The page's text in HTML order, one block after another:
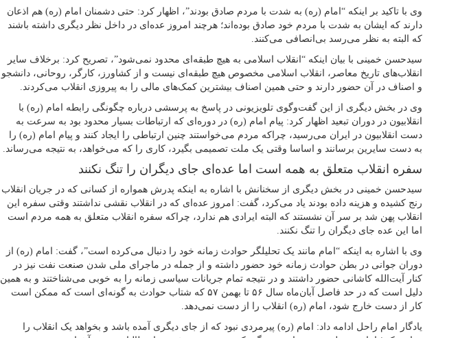
وی با تاکید بر اینکه “امام (ره) به شدت با مردم صادق بودند”، اظهار کرد: حتی دشمنان امام (ره) هم اذعان
دارند که ایشان به شدت با مردم خود صادق بوده‌اند؛ هرچند امروز عده‌ای در داخل نظر دیگری داشته باشند
که البته به نظر می‌رسد بی‌انصافی می‌کنند.
سیدحسن خمینی با بیان اینکه “انقلاب اسلامی به هیچ طبقه‌ای محدود نمی‌شود”، تصریح کرد: برخلاف سایر
انقلاب‌های تاریخ معاصر، انقلاب اسلامی مخصوص هیچ طبقه‌ای نیست و از کشاورز، کارگر، روحانی، دانشجو
و اصناف در آن حضور دارند و حتی همین اصناف بیشترین کمک‌های مالی را به پیروزی انقلاب می‌کردند.
وی در بخش دیگری از این گفت‌وگوی تلویزیونی در پاسخ به پرسشی درباره چگونگی رابطه امام (ره) با
انقلابیون در دوران تبعید اظهار کرد: پیام امام (ره) در دوره‌ای که ارتباطات بسیار محدود بود به سرعت به
دست انقلابیون در ایران می‌رسید، چراکه مردم می‌خواستند چنین ارتباطی را ایجاد کنند و پیام امام (ره) را
به دست سایرین برسانند و اساسا وقتی یک ملت تصمیمی بگیرد، کاری را که می‌خواهد، به نتیجه می‌رساند.
سفره انقلاب متعلق به همه است اما عده‌ای جای دیگران را تنگ نکنند
سیدحسن خمینی در بخش دیگری از سخنانش با اشاره به اینکه پدرش همواره از کسانی که در جریان انقلاب
رنج کشیده و هزینه داده بودند یاد می‌کرد، گفت: امروز عده‌ای که در انقلاب نقشی نداشتند وقتی سفره این
انقلاب پهن شد بر سر آن نشستند که البته ایرادی هم ندارد، چراکه سفره انقلاب متعلق به همه مردم است
اما این عده جای دیگران را تنگ نکنند.
وی با اشاره به اینکه “امام مانند یک تحلیلگر حوادث زمانه خود را دنبال می‌کرده است”، گفت: امام (ره) از
دوران جوانی در بطن حوادث زمانه خود حضور داشته و از جمله در ماجرای ملی شدن صنعت نفت نیز در
کنار آیت‌الله کاشانی حضور داشتند و در نتیجه تمام جریانات سیاسی زمانه را به خوبی می‌شناختند و به همین
دلیل است که در حد فاصل آبان‌ماه سال ۵۶ تا بهمن ۵۷ که شتاب حوادث به گونه‌ای است که ممکن است
کار از دست خارج شود، امام (ره) انقلاب را از دست نمی‌دهد.
یادگار امام راحل ادامه داد:‌ امام (ره) پیرمردی نبود که از جای دیگری آمده باشد و بخواهد یک انقلاب را